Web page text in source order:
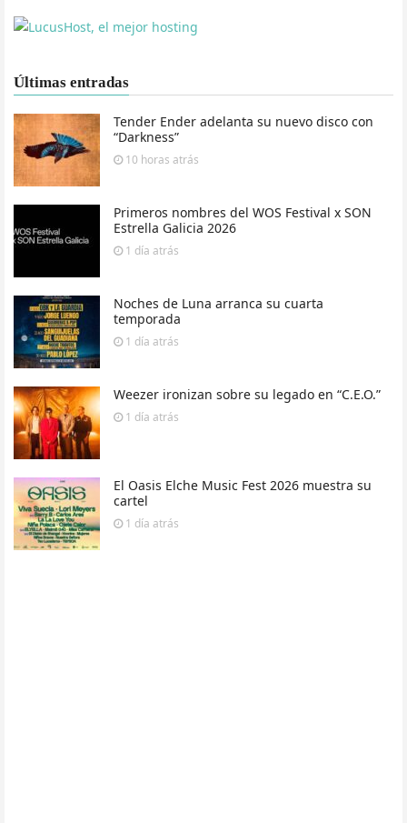
Últimas entradas
Tender Ender adelanta su nuevo disco con
“Darkness”
10 horas atrás
Primeros nombres del WOS Festival x SON
Estrella Galicia 2026
1 día atrás
Noches de Luna arranca su cuarta
temporada
1 día atrás
Weezer ironizan sobre su legado en “C.E.O.”
1 día atrás
El Oasis Elche Music Fest 2026 muestra su
cartel
1 día atrás